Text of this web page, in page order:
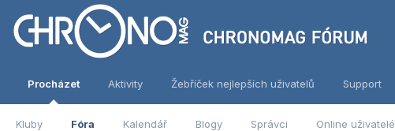
Procházet
Kluby Fóra Kalendář Blogy Správci Online uživatelé
Aktivity Žebříček nejlepších uživatelů Support